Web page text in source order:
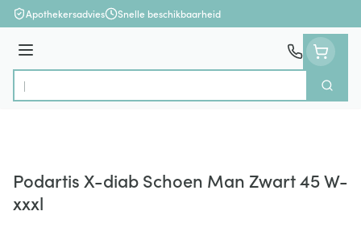
Ga naar de inhoud
Apothekersadvies Snelle beschikbaarheid
Menu
Product, merk, categorie...
Zoek
Podartis X-diab Schoen Man Zwart 45 W-
xxxl